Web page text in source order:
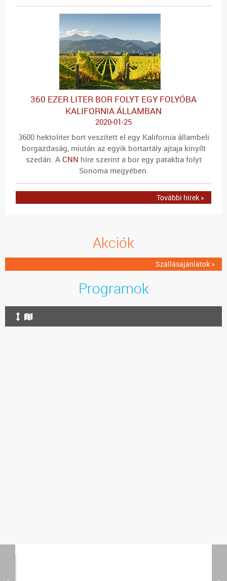
360 EZER LITER BOR FOLYT EGY FOLYÓBA
KALIFORNIA ÁLLAMBAN
2020-01-25
3600 hektoliter bort veszített el egy Kalifornia állambeli
borgazdaság, miután az egyik bortartály ajtaja kinyílt
szedán. A CNN híre szerint a bor egy patakba folyt
Sonoma megyében.
További hírek »
Akciók
Szállásajánlatok »
Programok